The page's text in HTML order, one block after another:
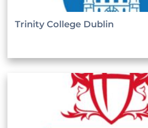
Trinity College Dublin